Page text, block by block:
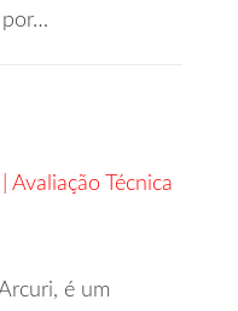
por…
Técnica
é um